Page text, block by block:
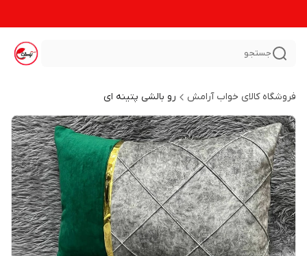
جستجو
فروشگاه کالای خواب آرامش رو بالشی پتینه ای